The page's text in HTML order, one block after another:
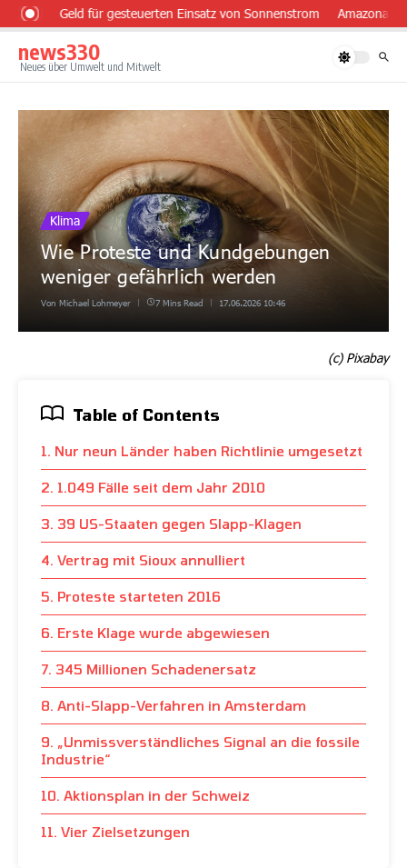
Zum Inhalt springenGeld für gesteuerten Einsatz von Sonnenstrom Amazonas:
news330
Neues über Umwelt und Mitwelt
Klima
Wie Proteste und Kundgebungen
weniger gefährlich werden
Von Michael Lohmeyer 7 Mins Read 17.06.2026 10:46
(c) Pixabay
Table of Contents
1. Nur neun Länder haben Richtlinie umgesetzt
2. 1.049 Fälle seit dem Jahr 2010
3. 39 US-Staaten gegen Slapp-Klagen
4. Vertrag mit Sioux annulliert
5. Proteste starteten 2016
6. Erste Klage wurde abgewiesen
7. 345 Millionen Schadenersatz
8. Anti-Slapp-Verfahren in Amsterdam
9. „Unmissverständliches Signal an die fossile
Industrie“
10. Aktionsplan in der Schweiz
11. Vier Zielsetzungen